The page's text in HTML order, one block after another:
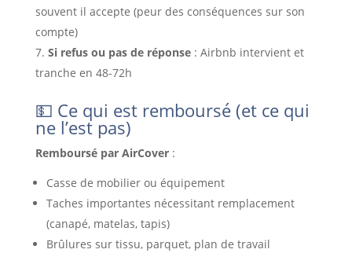
souvent il accepte (peur des conséquences sur son
compte)
Si refus ou pas de réponse: Airbnb intervient et
tranche en 48-72h
💵 Ce qui est remboursé (et ce qui
ne l’est pas)
Remboursé par AirCover:
Casse de mobilier ou équipement
Taches importantes nécessitant remplacement
(canapé, matelas, tapis)
Brûlures sur tissu, parquet, plan de travail